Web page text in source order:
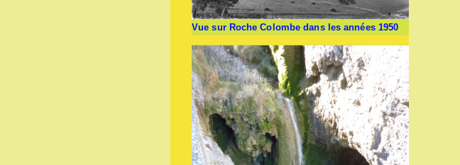
Vue sur Roche Colombe dans les années 1950